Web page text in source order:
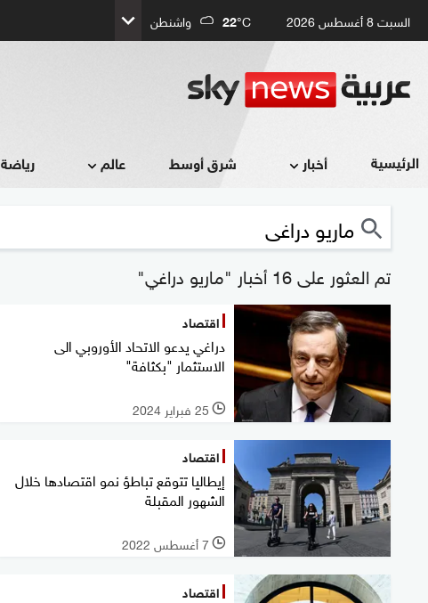
السبت 8 أغسطس 2026 22°C واشنطن
الرئيسية أخبار شرق أوسط عالم رياضة
تم العثور على 16 أخبار "ماريو دراغي"
اقتصاد
دراغي يدعو الاتحاد الأوروبي الى
الاستثمار "بكثافة"
l 25 فبراير 2024
اقتصاد
إيطاليا تتوقع تباطؤ نمو اقتصادها خلال
الشهور المقبلة
l 7 أغسطس 2022
اقتصاد